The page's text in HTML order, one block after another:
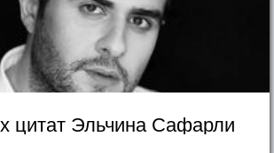
цитат Эльчина Сафарли